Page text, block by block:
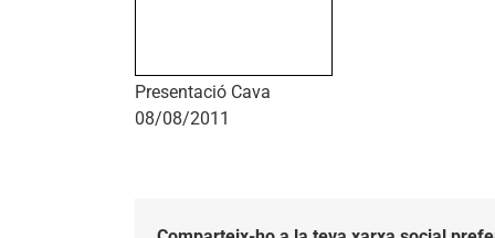
Presentació Cava
08/08/2011